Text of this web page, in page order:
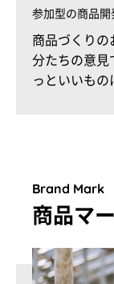
参加型の商品開
商品づくりの
分たちの意見
っといいもの
Brand Mark
商品マー